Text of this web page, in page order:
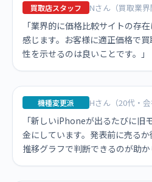
買取店スタッフ Nさん（買取業界
「業界的に価格比較サイトの存
感じます。お客様に適正価格で
性を示せるのは良いことです。」
機種変更派 Hさん（20代・会
「新しいiPhoneが出るたびに旧
金にしています。発表前に売る
推移グラフで判断できるのが助か